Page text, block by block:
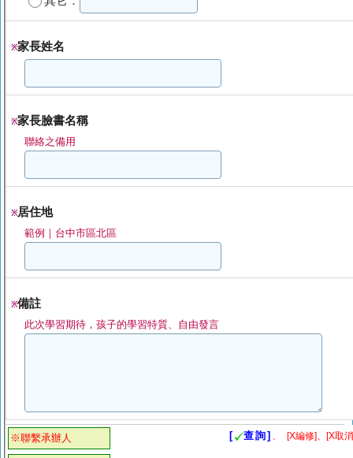
※家長姓名
※家長臉書名稱
聯絡之備用
※居住地
範例｜台中市區北區
※備註
此次學習期待，孩子的學習特質、自由發言
※聯繫承辦人 [ 查詢] 、 [X編修]、[X取